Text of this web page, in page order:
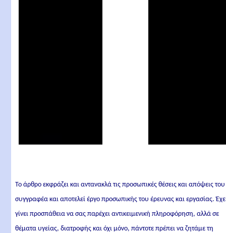
Το άρθρο εκφράζει και αντανακλά τις προσωπικές θέσεις και απόψεις του
συγγραφέα και αποτελεί έργο προσωπικής του έρευνας και εργασίας.
γίνει προσπάθεια να σας παρέχει αντικειμενική πληροφόρηση, αλλά σε
θέματα υγείας, διατροφής και όχι μόνο, πάντοτε πρέπει να ζητάμε τη